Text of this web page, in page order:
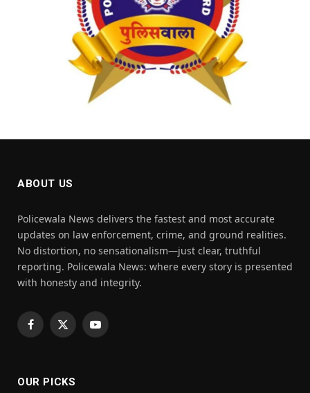
ABOUT US
Policewala News delivers the fastest and most accurate
updates on law enforcement, crime, and ground realities.
No distortion, no sensationalism—just clear, truthful
reporting. Policewala News: where every story is presented
with honesty and integrity.
Facebook
X
YouTube
OUR PICKS